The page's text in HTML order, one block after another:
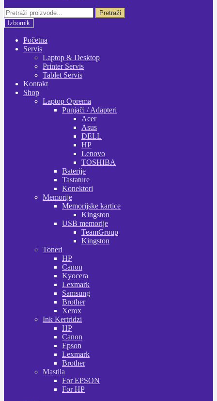
Pretraži:
Pretraži
Izbornik
Početna
Servis
Laptop & Desktop
Printer Servis
Tablet Servis
Kontakt
Shop
Laptop Oprema
Punjači / Adapteri
Acer
Asus
DELL
HP
Lenovo
TOSHIBA
Baterije
Tastature
Konektori
Memorije
Memorijske kartice
Kingston
USB memorije
TeamGroup
Kingston
Toneri
HP
Canon
Kyocera
Lexmark
Samsung
Brother
Xerox
Ink Kertridzi
HP
Canon
Epson
Lexmark
Brother
Mastila
For EPSON
For HP